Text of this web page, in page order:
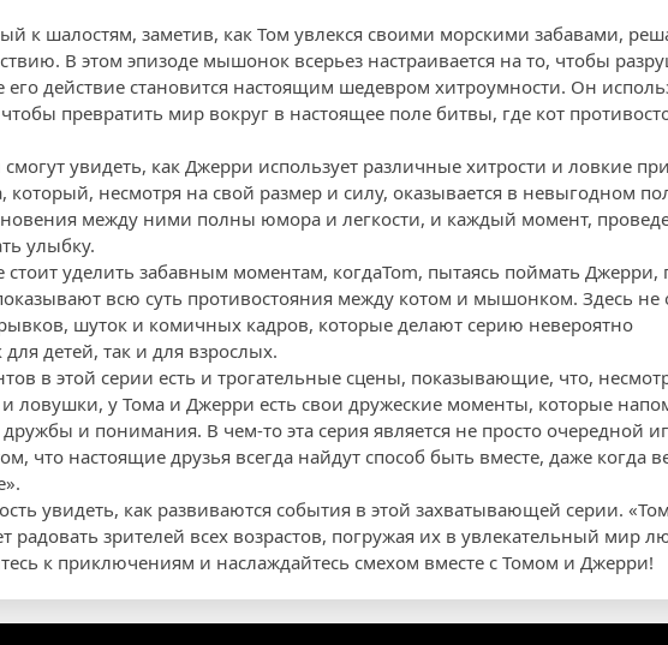
к шалостям, заметив, как Том увлекся своими морскими забавами,
В этом эпизоде мышонок всерьез настраивается на то, чтобы
действие становится настоящим шедевром хитроумности. Он
превратить мир вокруг в настоящее поле битвы, где кот
смогут увидеть, как Джерри использует различные хитрости и ловкие
который, несмотря на свой размер и силу, оказывается в невыгодном
между ними полны юмора и легкости, и каждый момент,
улыбку.
уделить забавным моментам, когдаTom, пытаясь поймать Джерри,
всю суть противостояния между котом и мышонком. Здесь не
шуток и комичных кадров, которые делают серию невероятно
детей, так и для взрослых.
в этой серии есть и трогательные сцены, показывающие, что,
ловушки, у Тома и Джерри есть свои дружеские моменты, которые
и понимания. В чем-то эта серия является не просто очередной
что настоящие друзья всегда найдут способ быть вместе, даже когда
увидеть, как развиваются события в этой захватывающей серии.
радовать зрителей всех возрастов, погружая их в увлекательный мир
к приключениям и наслаждайтесь смехом вместе с Томом и Джерри!